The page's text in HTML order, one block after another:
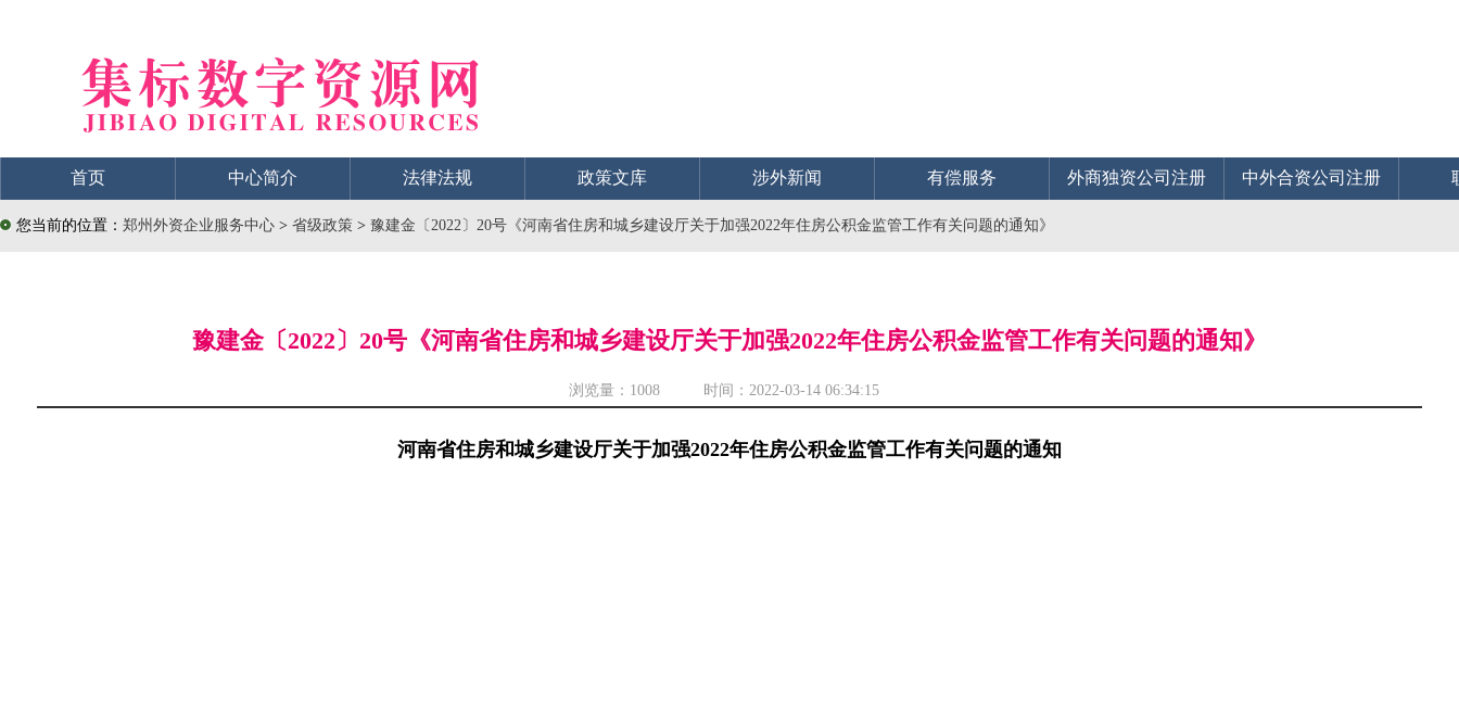
首页 中心简介 法律法规 政策文库 涉外新闻 有偿服务 外商独资公司注册 中外合资公司注册
您当前的位置： 郑州外资企业服务中心 > 省级政策 > 豫建金〔2022〕20号《河南省住房和城乡建设厅关于加强2022年住房公积金监管工作有关问题的通知》
豫建金〔2022〕20号《河南省住房和城乡建设厅关于加强2022年住房公积金监管工作有关问题的通知》
浏览量： 1008 时间：2022-03-14 06:34:15
河南省住房和城乡建设厅关于加强2022年住房公积金监管工作有关问题的通知